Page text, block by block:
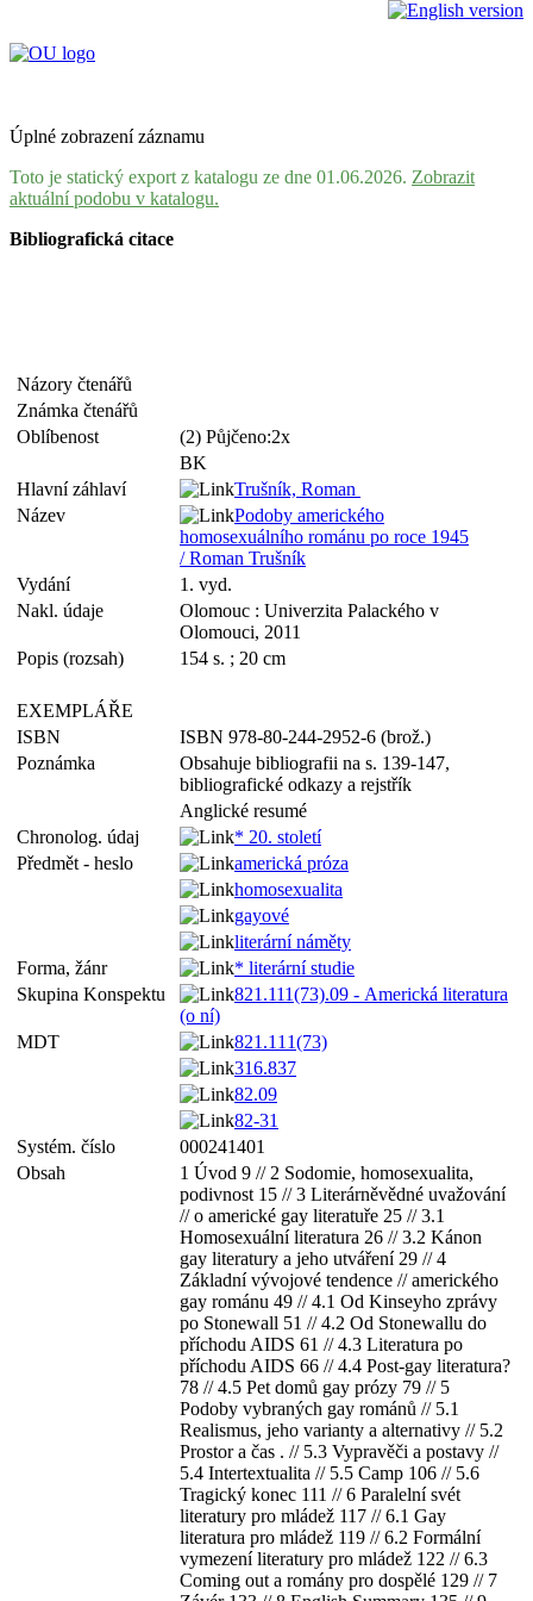
Úplné zobrazení záznamu
Toto je statický export z katalogu ze dne 01.06.2026. Zobrazit
aktuální podobu v katalogu.
Bibliografická citace
Názory čtenářů
Známka čtenářů
Oblíbenost
(2) Půjčeno:2x
BK
Hlavní záhlaví
Trušník, Roman
Název
Podoby amerického
homosexuálního románu po roce 1945
/ Roman Trušník
Vydání
1. vyd.
Nakl. údaje
Olomouc : Univerzita Palackého v
Olomouci, 2011
Popis (rozsah)
154 s. ; 20 cm
EXEMPLÁŘE
ISBN
ISBN 978-80-244-2952-6 (brož.)
Poznámka
Obsahuje bibliografii na s. 139-147,
bibliografické odkazy a rejstřík
Anglické resumé
Chronolog. údaj
* 20. století
Předmět - heslo
americká próza
homosexualita
gayové
literární náměty
Forma, žánr
* literární studie
Skupina Konspektu
821.111(73).09 - Americká literatura
(o ní)
MDT
821.111(73)
316.837
82.09
82-31
Systém. číslo
000241401
Obsah
1 Úvod 9 // 2 Sodomie, homosexualita,
podivnost 15 // 3 Literárněvědné uvažování
// o americké gay literatuře 25 // 3.1
Homosexuální literatura 26 // 3.2 Kánon
gay literatury a jeho utváření 29 // 4
Základní vývojové tendence // amerického
gay románu 49 // 4.1 Od Kinseyho zprávy
po Stonewall 51 // 4.2 Od Stonewallu do
příchodu AIDS 61 // 4.3 Literatura po
příchodu AIDS 66 // 4.4 Post-gay literatura?
78 // 4.5 Pet domů gay prózy 79 // 5
Podoby vybraných gay románů // 5.1
Realismus, jeho varianty a alternativy // 5.2
Prostor a čas . // 5.3 Vypravěči a postavy //
5.4 Intertextualita // 5.5 Camp 106 // 5.6
Tragický konec 111 // 6 Paralelní svét
literatury pro mládež 117 // 6.1 Gay
literatura pro mládež 119 // 6.2 Formální
vymezení literatury pro mládež 122 // 6.3
Coming out a romány pro dospělé 129 // 7